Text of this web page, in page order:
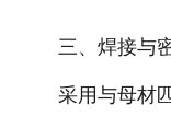
三、焊接与密
采用与母材匹